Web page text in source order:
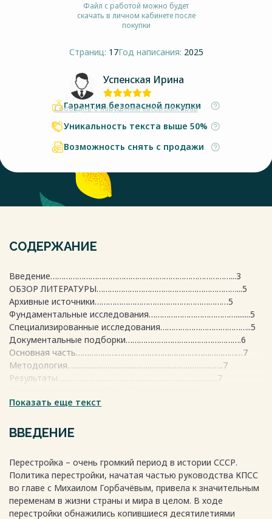
Файл с работой можно будет
скачать в личном кабинете после
покупки
Страниц: 17Год написания: 2025
Успенская Ирина
Сообщить о нарушении авторских прав
Гарантия безопасной покупки
Уникальность текста выше 50%
Возможность снять с продажи
СОДЕРЖАНИЕ
Введение………………………………………………………………………...3
ОБЗОР ЛИТЕРАТУРЫ………………………………………………………...5
Архивные источники……………………………………………………5
Фундаментальные исследования…………………………………........5
Специализированные исследования…………………………………..5
Документальные подборки…………………………………………….6
Основная часть…………………………………………………………………7
Методология…………………………………………………………….7
Результаты………………………………………………………….......7
крае…………………7
8
Причины перестройки. Экономические факторы……………………
Политические аспекты причины перестройки………………………
10
Социокультурные причины перестройки……………………………10
Последствия перестройки в социальной сфере и
Показать еще текст
ВВЕДЕНИЕ
Перестройка – очень громкий период в истории СССР.
Политика перестройки, начатая частью руководства КПСС
во главе с Михаилом Горбачёвым, привела к значительным
переменам в жизни страны и мира в целом. В ходе
перестройки обнажились копившиеся десятилетиями